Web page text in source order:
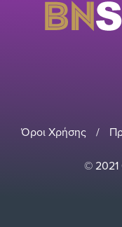
Όροι Χρήσης /
© 2021